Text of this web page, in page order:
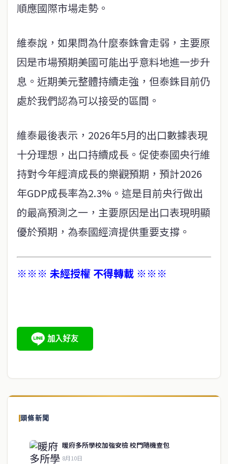
順應國際市場走勢。
維泰說，如果問為什麼泰銖會走弱，主要原
因是市場預期美國可能出乎意料地進一步升
息。近期美元整體持續走強，但泰銖目前仍
處於我們認為可以接受的區間。
維泰最後表示，2026年5月的出口數據表現
十分理想，出口持續成長。促使泰國央行維
持對今年經濟成長的樂觀預期，預計2026
年GDP成長率為2.3%。這是目前央行做出
的最高預測之一，主要原因是出口表現明顯
優於預期，為泰國經濟提供重要支撐。
※※※ 未經授權 不得轉載 ※※※
頭條新聞
暖府多所學校加強安檢 校門隨機查包
8月10日